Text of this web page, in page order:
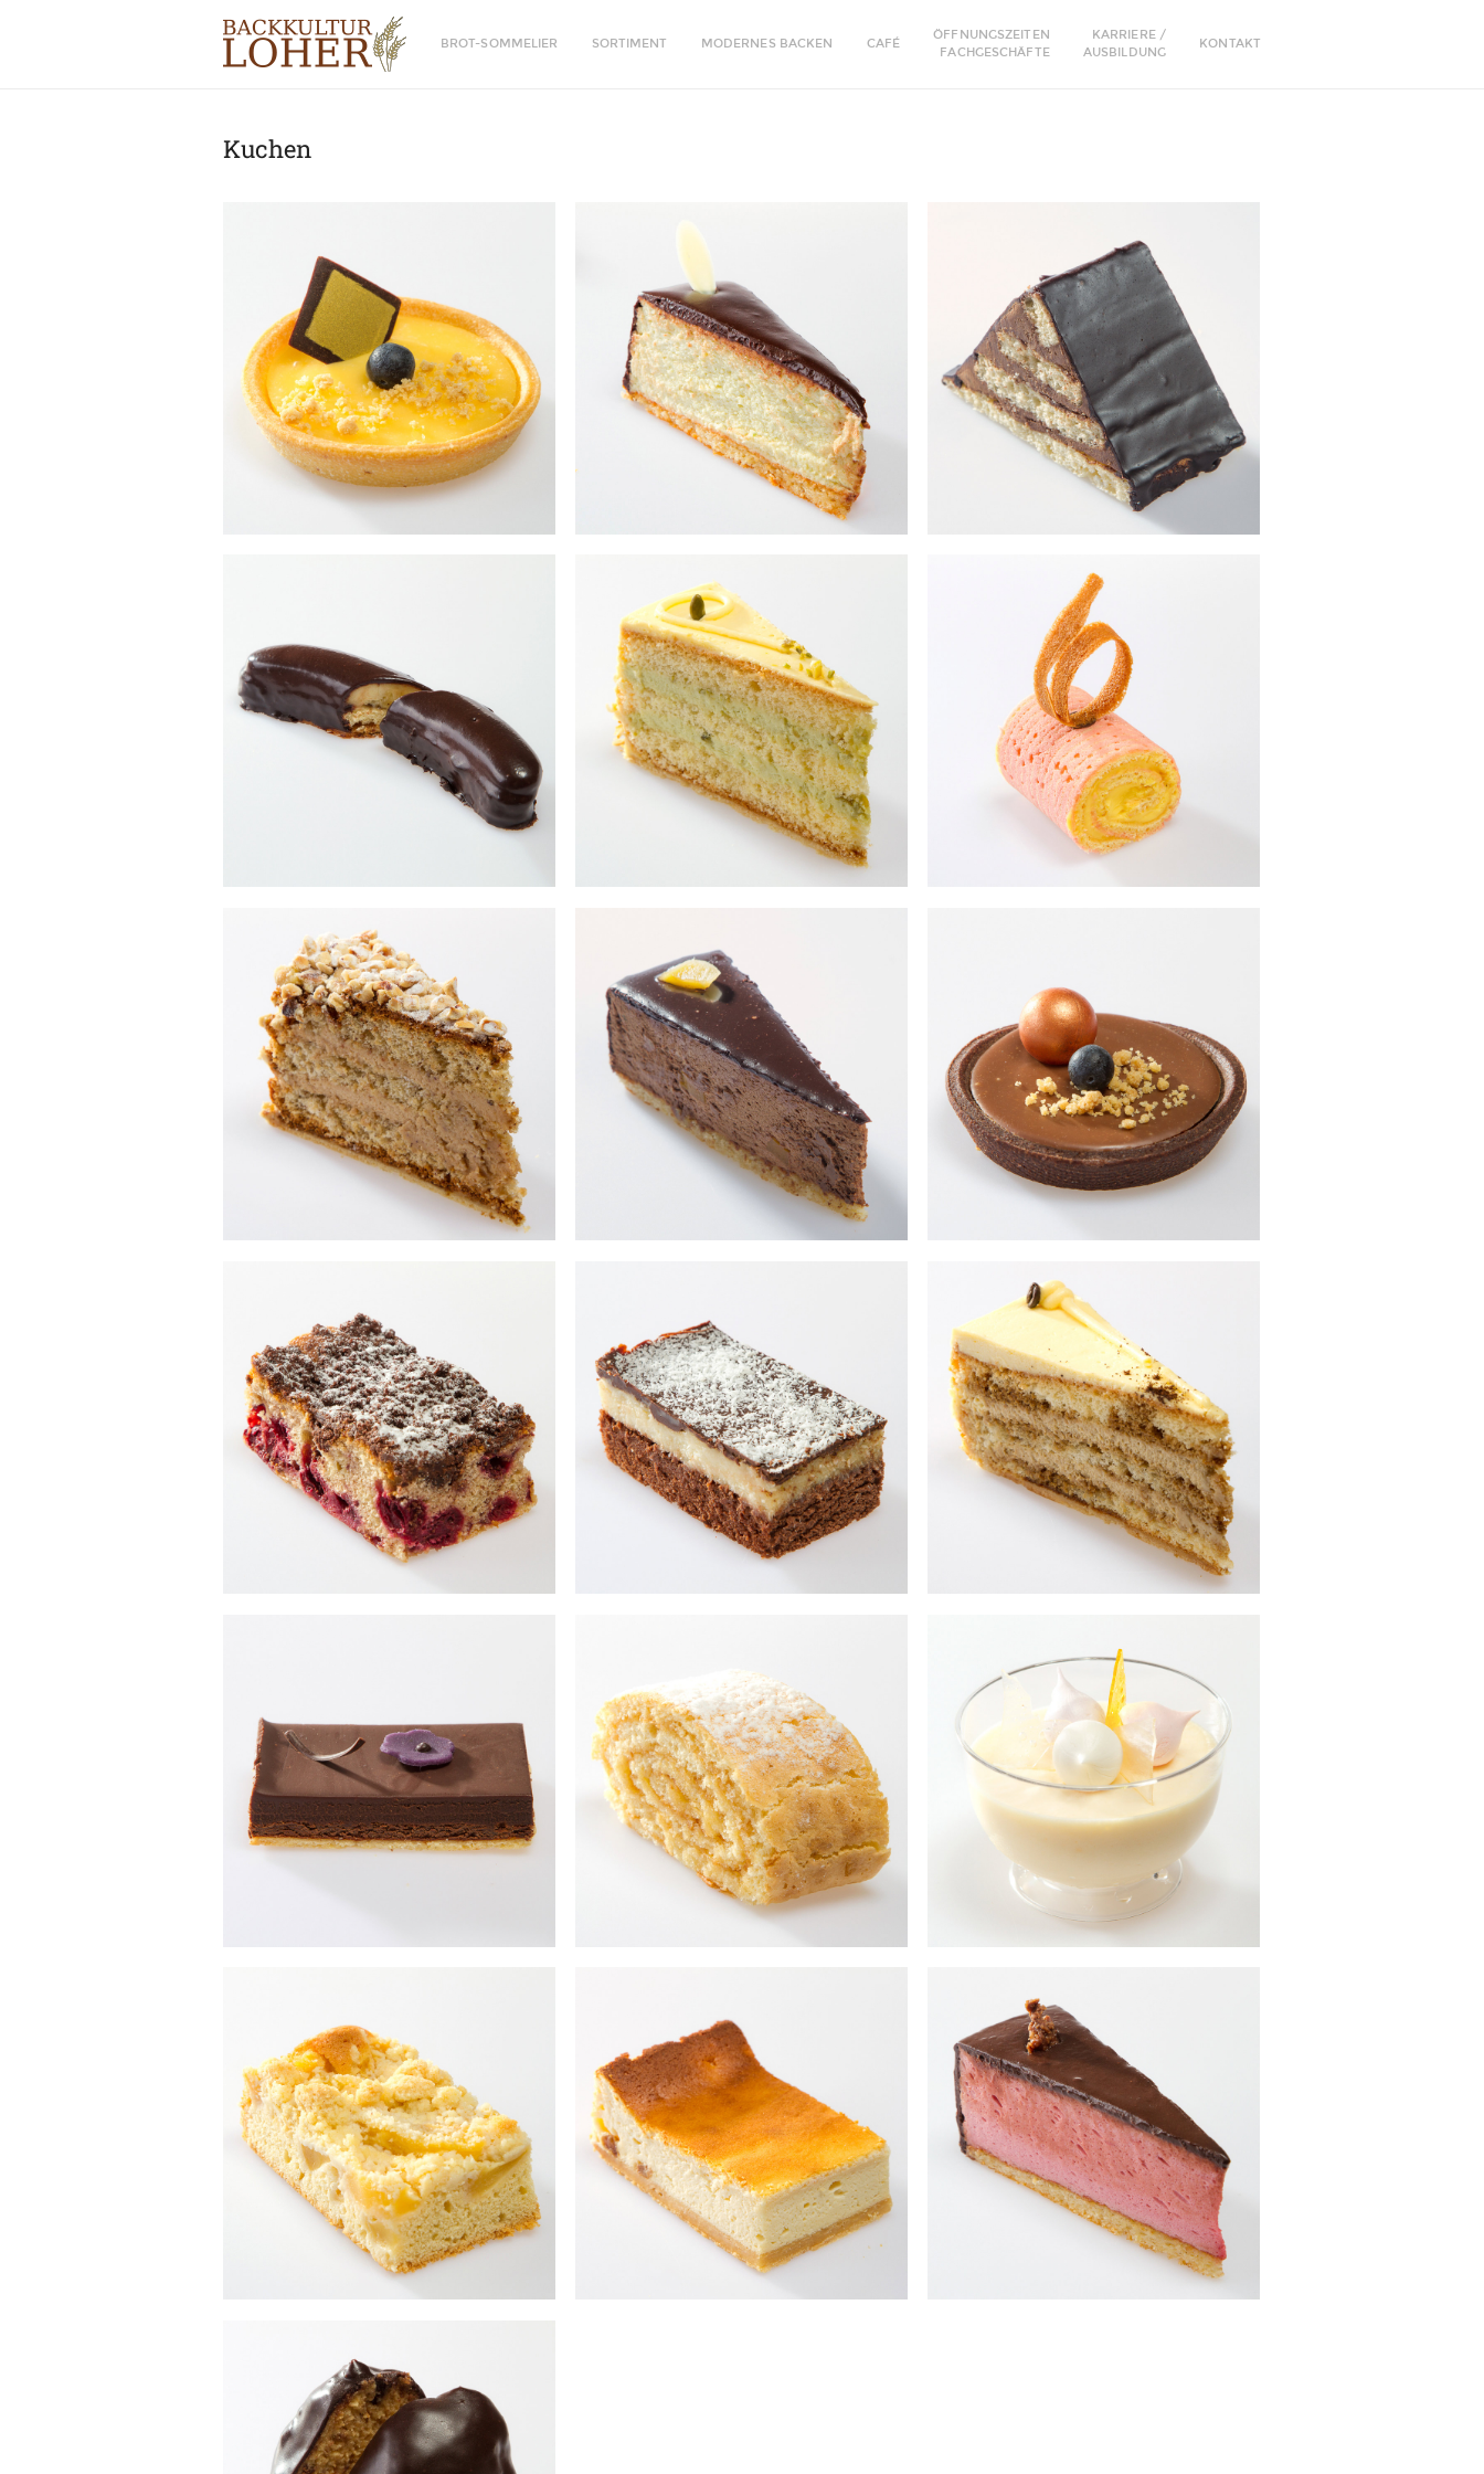
BROT-SOMMELIER SORTIMENT MODERNES BACKEN CAFÉ
ÖFFNUNGSZEITEN
FACHGESCHÄFTE
KARRIERE /
AUSBILDUNG
KONTAKT
Kuchen